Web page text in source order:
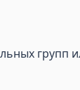
групп